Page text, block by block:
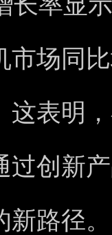
市场同
这表明
过创新
路径。